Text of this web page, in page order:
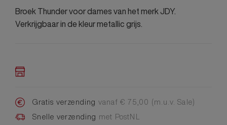
Broek Thunder voor dames van het merk JDY.
Verkrijgbaar in de kleur metallic grijs.
Gratis verzending vanaf € 75,00 (m.u.v. Sale)
Snelle verzending met PostNL